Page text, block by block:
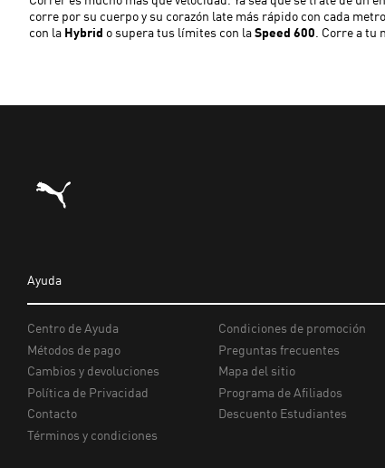
corre por su cuerpo y su corazón late más rápido con cada
con la Hybrid o supera tus límites con la Speed ​​600. Corre a tu